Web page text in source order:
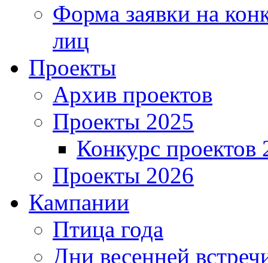
Форма заявки на
лиц
Проекты
Архив проектов
Проекты 2025
Конкурс проектов
Проекты 2026
Кампании
Птица года
Дни весенней